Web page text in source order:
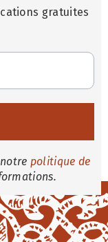
gratuites
politique de